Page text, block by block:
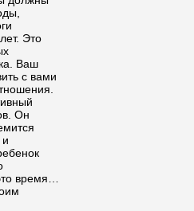
Это
Ваш
с вами
Он
и
время…